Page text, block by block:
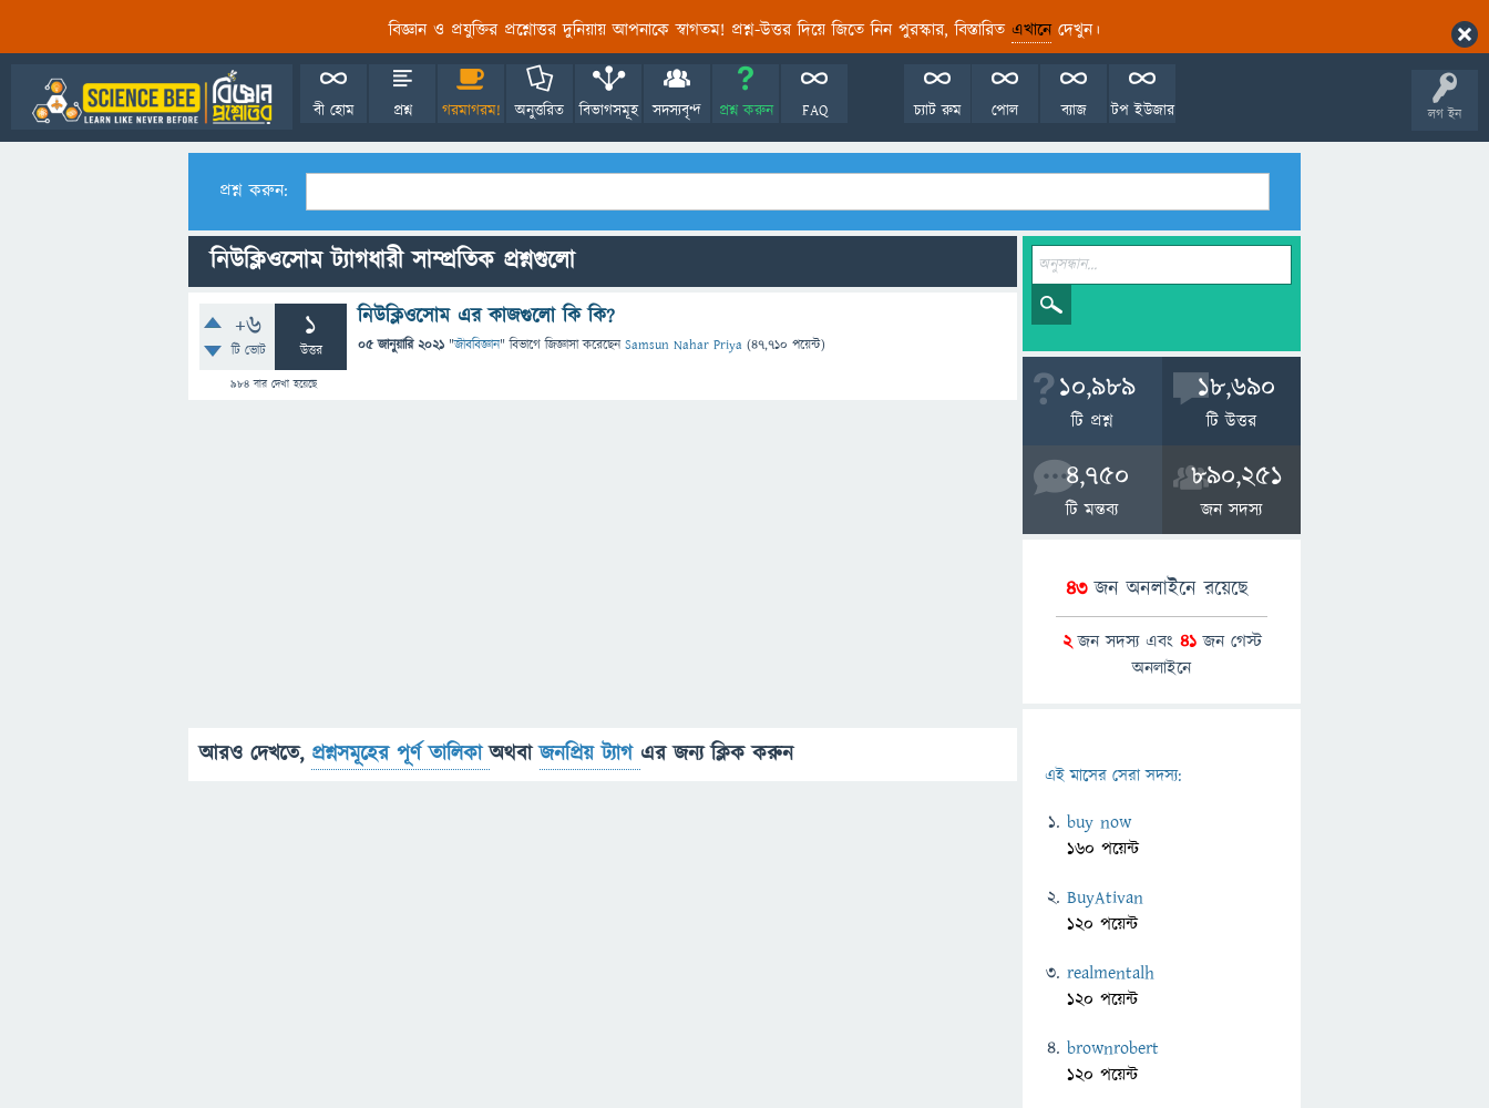
বিজ্ঞান ও প্রযুক্তির প্রশ্নোত্তর দুনিয়ায় আপনাকে স্বাগতম! প্রশ্ন-উত্তর দিয়ে জিতে নিন পুরস্কার, বিস্তারিত এখানেদেখুন।
লগ ইন
বী হোম প্রশ্ন গরমাগরম! অনুত্তরিত বিভাগসমূহ সদস্যবৃন্দ প্রশ্ন করুন FAQ টপ ইউজার
ব্যাজ
পোল
চ্যাট রুম
প্রশ্ন করুন:
নিউক্লিওসোম ট্যাগধারী সাম্প্রতিক প্রশ্নগুলো
+6
টি ভোট
1
উত্তর
984বার দেখা হয়েছে
নিউক্লিওসোম এর কাজগুলো কি কি?
05 জানুয়ারি 2021 "জীববিজ্ঞান" বিভাগে জিজ্ঞাসাকরেছেনSamsun Nahar Priya (47,710 পয়েন্ট)
আরও দেখতে, প্রশ্নসমূহের পূর্ণ তালিকাঅথবাজনপ্রিয় ট্যাগ এর জন্য ক্লিক করুন
10,989
টি প্রশ্ন
18,690
টি উত্তর
4,750
টি মন্তব্য
890,251
জন সদস্য
43জন অনলাইনে রয়েছে
2জন সদস্য এবং 41জন গেস্ট
অনলাইনে
এই মাসের সেরা সদস্য:
buy now
160 পয়েন্ট
BuyAtivan
120 পয়েন্ট
realmentalh
120 পয়েন্ট
brownrobert
120 পয়েন্ট